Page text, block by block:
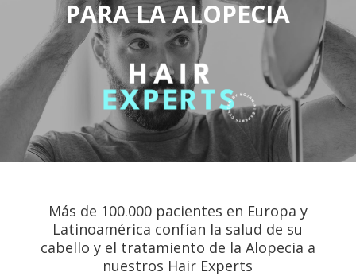
PARA LA ALOPECIA
Más de 100.000 pacientes en Europa y
Latinoamérica confían la salud de su
cabello y el tratamiento de la Alopecia a
nuestros Hair Experts